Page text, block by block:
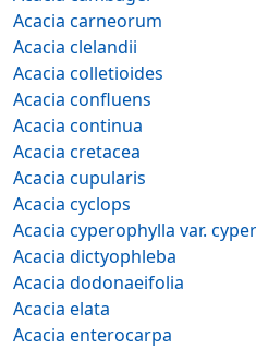
Acacia carneorum
Acacia clelandii
Acacia colletioides
Acacia confluens
Acacia continua
Acacia cretacea
Acacia cupularis
Acacia cyclops
Acacia
Acacia dictyophleba
Acacia dodonaeifolia
Acacia elata
Acacia enterocarpa